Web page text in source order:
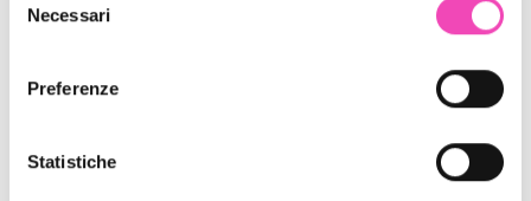
modificare o revocare il proprio consenso in qualsiasi
momento dalla Dichiarazione sui cookie o facendo clic
raccogliere informazioni sulla tua posizione
geografica, con un'approssimazione di qualche
delNecessari
Preferenze
Statistiche
Innovazione & Eleganza... La suola Bi-componente a
elegante. E' l'ultima integrazione alle numerose e
apprezzate caratteristiche del Concerto. Modello per
Tomaia in pelle con trattamento idrorepellente
Fodera in microfibra per l'ottima resistenza